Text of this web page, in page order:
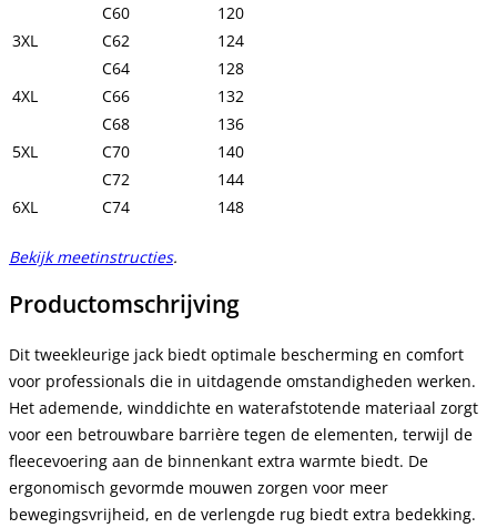
C60
120
3XL
C62
124
C64
128
4XL
C66
132
C68
136
5XL
C70
140
C72
144
6XL
C74 148
Bekijk meetinstructies.
Productomschrijving
Dit tweekleurige jack biedt optimale bescherming en comfort
voor professionals die in uitdagende omstandigheden werken.
Het ademende, winddichte en waterafstotende materiaal zorgt
voor een betrouwbare barrière tegen de elementen, terwijl de
fleecevoering aan de binnenkant extra warmte biedt. De
ergonomisch gevormde mouwen zorgen voor meer
bewegingsvrijheid, en de verlengde rug biedt extra bedekking.